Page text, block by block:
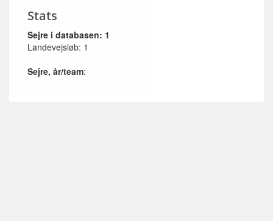
Stats
Sejre i databasen: 1
Landevejsløb: 1
Sejre, år/team: